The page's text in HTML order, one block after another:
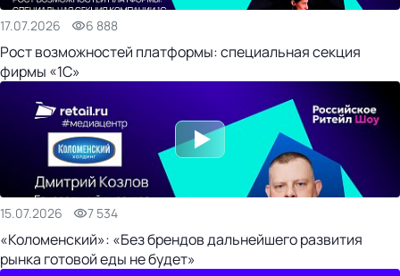
17.07.2026 6 888
Рост возможностей платформы: специальная секция
фирмы «1С»
15.07.2026 7 534
«Коломенский»: «Без брендов дальнейшего развития
рынка готовой еды не будет»